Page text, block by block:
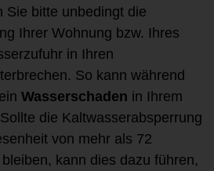
Sie bitte unbedingt die
Ihrer Wohnung bzw. Ihres
in Ihren
So kann während
Wasserschaden in Ihrem
die Kaltwasserabsperrung
von mehr als 72
kann dies dazu führen,